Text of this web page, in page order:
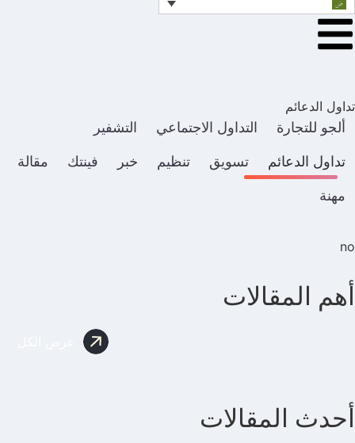
تداول الدعائم
ألجو للتجارة التداول الاجتماعي التشفير
تداول الدعائم تسويق تنظيم خبر فينتك مقالة
مهنة
no
أهم المقالات
أحدث المقالات